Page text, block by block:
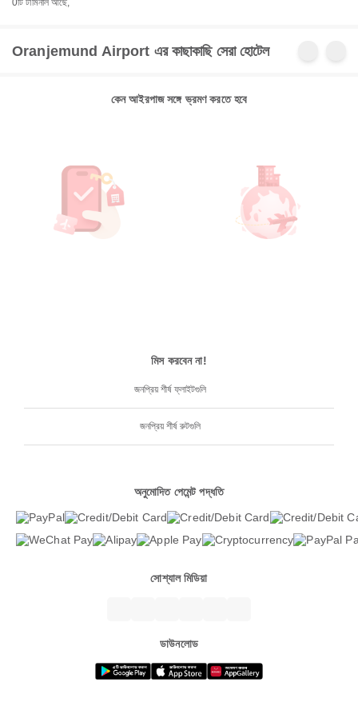
0টি টার্মিনাল আছে,
Oranjemund Airport এর কাছাকাছি সেরা হোটেল
কেন আইরপাজ সঙ্গে ভ্রমণ করতে হবে
মিস করবেন না!
জনপ্রিয় শীর্ষ ফ্লাইটগুলি
জনপ্রিয় শীর্ষ রুটগুলি
অনুমোদিত পেমেন্ট পদ্ধতি
সোশ্যাল মিডিয়া
ডাউনলোড